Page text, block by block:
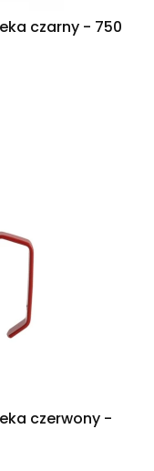
czarny - 750
czerwony -